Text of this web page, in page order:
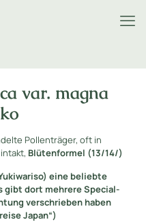
var. magna
Pollenträger, oft in
Blütenformel (13/14/)
eine beliebte
gibt dort mehrere Special-
verschrieben haben
Japan“)